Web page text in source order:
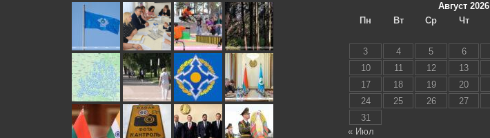
Август 2026
Пн
Вт Ср Чт
3
4 5 6
10
11 12 13
17
18 19 20
24
25 26 27
31
« Июл